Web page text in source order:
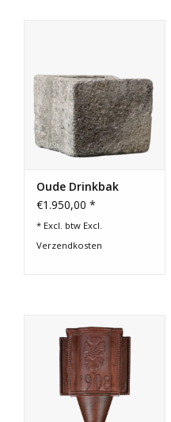
Oude Drinkbak
€1.950,00 *
* Excl. btw Excl.
Verzendkosten